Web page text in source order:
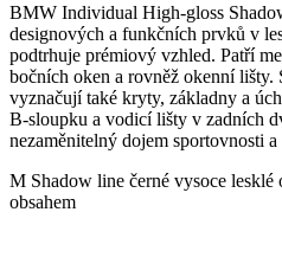
BMW Individual High-gloss
designových a funkčních prvků v
podtrhuje prémiový vzhled. Patří
bočních oken a rovněž okenní lišty.
vyznačují také kryty, základny a
B-sloupku a vodicí lišty v zadních
nezaměnitelný dojem sportovnosti
M Shadow line černé vysoce lesklé
obsahem